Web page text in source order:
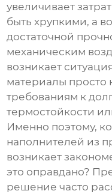
увеличивает
быть хрупкими, а
достаточной
механическим
возникает
материалы просто
требованиям к
термостойкости
Именно поэтому,
наполнителей из
возникает
это оправдано?
решение часто